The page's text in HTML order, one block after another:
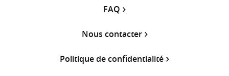
FAQ
Nous contacter
Politique de confidentialité